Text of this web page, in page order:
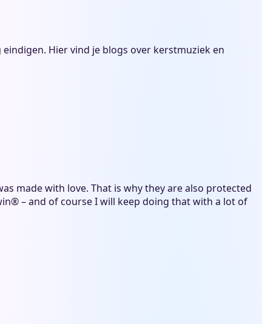
Hier vind je blogs over kerstmuziek en
made with love. That is why they are also protected
– and of course I will keep doing that with a lot of